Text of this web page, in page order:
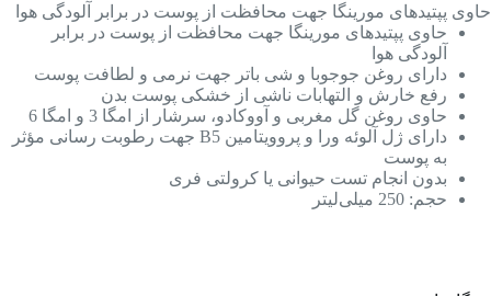
حاوی پپتیدهای مورینگا جهت محافظت از پوست در برابر آلودگی هوا
حاوی پپتیدهای مورینگا جهت محافظت از پوست در برابر
آلودگی هوا
دارای روغن جوجوبا و شی باتر جهت نرمی و لطافت پوست
رفع خارش و التهابات ناشی از خشکی پوست بدن
حاوی روغن گل مغربی و آووکادو، سرشار از امگا 3 و امگا 6
دارای ژل آلوئه ورا و پروویتامین B5 جهت رطوبت رسانی مؤثر
به پوست
بدون انجام تست حیوانی یا کرولتی فری
حجم: 250 میلی‌لیتر